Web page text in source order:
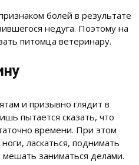
болей в результате
недуга. Поэтому на
питомца ветеринару.
и призывно глядит в
пытается сказать, что
времени. При этом
ласкаться, поднимать
мешать заниматься делами.